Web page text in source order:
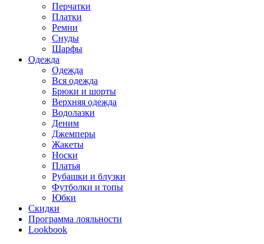
Перчатки
Платки
Ремни
Снуды
Шарфы
Одежда
Одежда
Вся одежда
Брюки и шорты
Верхняя одежда
Водолазки
Деним
Джемперы
Жакеты
Носки
Платья
Рубашки и блузки
Футболки и топы
Юбки
Скидки
Программа лояльности
Lookbook